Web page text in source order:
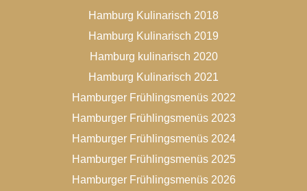
Hamburg Kulinarisch 2018
Hamburg Kulinarisch 2019
Hamburg kulinarisch 2020
Hamburg Kulinarisch 2021
Hamburger Frühlingsmenüs 2022
Hamburger Frühlingsmenüs 2023
Hamburger Frühlingsmenüs 2024
Hamburger Frühlingsmenüs 2025
Hamburger Frühlingsmenüs 2026